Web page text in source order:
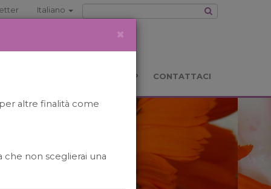
Italiano
BOOKSHOP CONTATTACI
×
altre finalità come
che non sceglierai una